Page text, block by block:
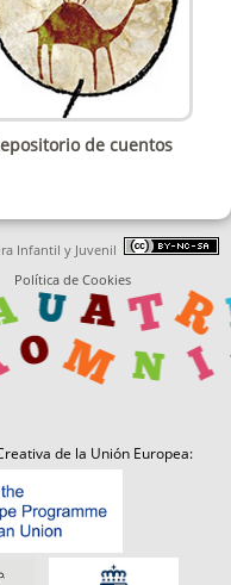
de cuentos
Infantil y Juvenil
Política de Cookies
de la Unión Europea: